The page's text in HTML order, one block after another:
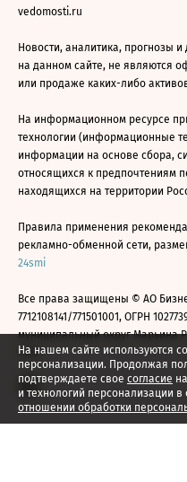
На нашем сайте используются
персонализации. Продолжая
подтверждаете свое согласие
и технологий персонализации в
отношении обработки
vedomosti.ru
Новости, аналитика, прогнозы
на данном сайте, не являются
или продаже каких-либо
На информационном ресурсе
технологии (информационные
информации на основе сбора,
относящихся к предпочтениям
находящихся на территории
Правила применения
рекламно-обменной сети,
24smi
Все права защищены © АО
7712108141/771501001, ОГРН
муниципальный округ Марьина
2026